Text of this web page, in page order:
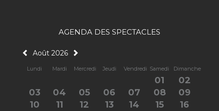
AGENDA DES SPECTACLES
Août 2026
Lundi Mardi Mercredi Jeudi Vendredi Samedi Dimanche
01
02
03
04 05 06 07 08
09
10
11 12 13 14 15
16